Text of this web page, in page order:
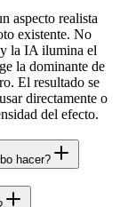
aspecto realista
existente. No
la IA ilumina el
la dominante de
El resultado se
directamente o
del efecto.
hacer?